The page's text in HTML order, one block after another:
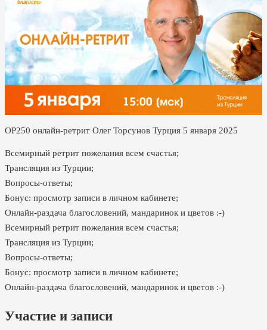
ОР250 онлайн-ретрит Олег Торсунов Турция 5 января 2025
Всемирный ретрит пожелания всем счастья;
Трансляция из Турции;
Вопросы-ответы;
Бонус: просмотр записи в личном кабинете;
Онлайн-раздача благословений, мандаринок и цветов :-)
Всемирный ретрит пожелания всем счастья;
Трансляция из Турции;
Вопросы-ответы;
Бонус: просмотр записи в личном кабинете;
Онлайн-раздача благословений, мандаринок и цветов :-)
Участие и записи